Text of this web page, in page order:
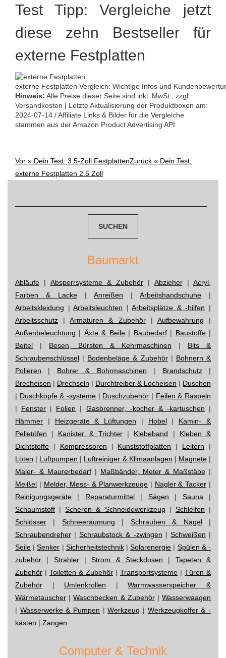
Test Tipp: Vergleiche jetzt
diese zehn Bestseller für
externe Festplatten
externe Festplatten Vergleich: Wichtige Infos und
Hinweis: Alle Preise dieser Seite sind inkl. MwSt., zzgl.
Versandkosten | Letzte Aktualisierung der Produktboxen am:
2024-07-14 / Affiliate Links & Bilder für die Vergleiche
stammen aus der Amazon Product Advertising API
Post
Vor » Dein Test: 3.5-Zoll FestplattenZurück « Dein Test:
externe Festplatten 2.5 Zoll
Baumarkt
Abläufe | Absperrsysteme & Zubehör | Abzieher| Acryl,
Farben & Lacke | Anreißen | Arbeitshandschuhe |
Arbeitskleidung |Arbeitsleuchten |Arbeitsplätze & -hilfen |
Arbeitsschutz |Armaturen & Zubehör| Aufbewahrung |
Außenbeleuchtung | Äxte & Beile| Baubedarf| Baustoffe|
Beitel | Besen, Bürsten & Kehrmaschinen | Bits &
Schraubenschlüssel | Bodenbeläge & Zubehör| Bohnern &
Polieren | Bohrer & Bohrmaschinen | Brandschutz|
Brecheisen | Drechseln | Durchtreiber & Locheisen | Duschen
| Duschköpfe & -systeme | Duschzubehör | Feilen & Raspeln
| Fenster | Folien | Gasbrenner, -kocher & -kartuschen |
Hämmer | Heizgeräte & Lüftungen | Hobel| Kamin- &
Pelletöfen | Kanister & Trichter| Klebeband | Kleben &
Dichtstoffe | Kompressoren | Kunststoffplatten | Leitern |
Löten | Luftpumpen | Luftreiniger & Klimaanlagen | Magnete|
Maler- & Maurerbedarf | Maßbänder, Meter & Maßstäbe |
Meißel | Melder, Mess- & Planwerkzeuge | Nagler & Tacker |
Reinigungsgeräte | Reparaturmittel| Sägen | Sauna |
Schaumstoff |Scheren & Schneidewerkzeug | Schleifen |
Schlösser | Schneeräumung | Schrauben & Nägel|
Schraubendreher |Schraubstock & -zwingen | Schweißen |
Seile |Senker | Sicherheitstechnik|Solarenergie | Spülen & -
zubehör | Strahler|Strom & Steckdosen | Tapeten &
Zubehör | Toiletten & Zubehör | Transportsysteme | Türen &
Zubehör | Umlenkrollen |Warmwasserspeicher &
Wärmetauscher |Waschbecken & Zubehör|Wasserwaagen
| Wasserwerke & Pumpen |Werkzeug | Werkzeugkoffer & -
kästen | Zangen
Computer & Technik